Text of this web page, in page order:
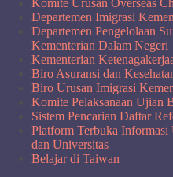
Komite Urusan Overseas
Departemen Imigrasi
Departemen Pengelolaan
Kementerian Dalam Negeri
Kementerian
Biro Asuransi dan
Biro Urusan Imigrasi
Komite Pelaksanaan Ujian
Sistem Pencarian Daftar
Platform Terbuka Informasi
dan Universitas
Belajar di Taiwan